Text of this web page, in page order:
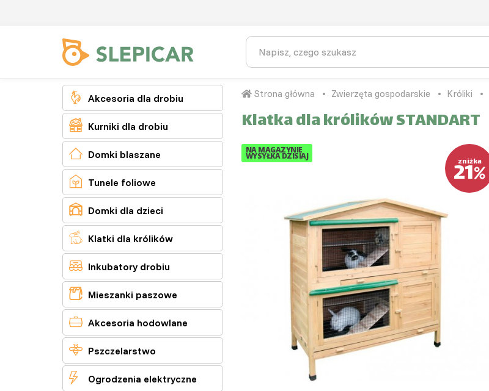
 Akcesoria dla drobiu
 Kurniki dla drobiu
 Domki blaszane
 Tunele foliowe
 Domki dla dzieci
 Klatki dla królików
 Inkubatory drobiu
 Mieszanki paszowe
 Akcesoria hodowlane
 Pszczelarstwo
 Ogrodzenia elektryczne
Strona główna Zwierzęta gospodarskie Króliki
Klatka dla królików STANDART
zniżka
21
NA MAGAZYNIE
WYSYŁKA DZISIAJ